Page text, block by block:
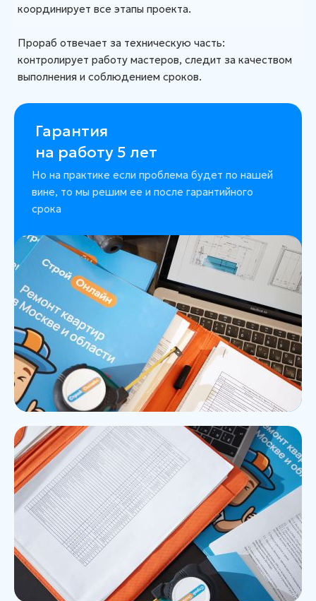
координирует все этапы проекта.
Прораб отвечает за техническую часть:
контролирует работу мастеров, следит за качеством
выполнения и соблюдением сроков.
Гарантия
на работу 5 лет
Но на практике если проблема будет по нашей
вине, то мы решим ее и после гарантийного
срока